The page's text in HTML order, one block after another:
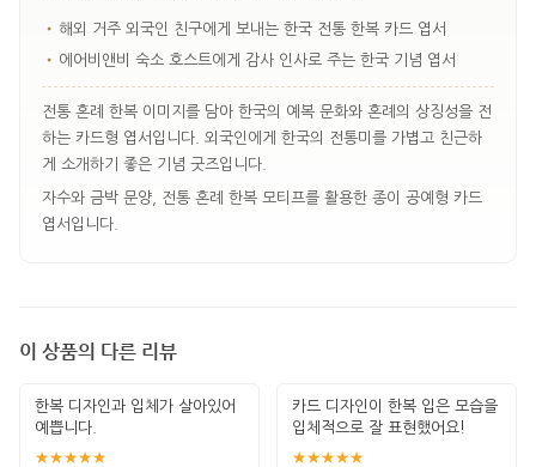
• 해외 거주 외국인 친구에게 보내는 한국 전통 한복 카드 엽서
• 에어비앤비 숙소 호스트에게 감사 인사로 주는 한국 기념 엽서
전통 혼례 한복 이미지를 담아 한국의 예복 문화와 혼례의 상징성을 전
하는 카드형 엽서입니다. 외국인에게 한국의 전통미를 가볍고 친근하
게 소개하기 좋은 기념 굿즈입니다.
자수와 금박 문양, 전통 혼례 한복 모티프를 활용한 종이 공예형 카드
엽서입니다.
이 상품의 다른 리뷰
한복 디자인과 입체가 살아있어
예쁩니다.
★★★★★
카드 디자인이 한복 입은 모습을
입체적으로 잘 표현했어요!
★★★★★